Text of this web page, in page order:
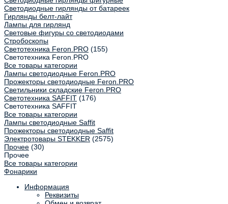
Светодиодные гирлянды от батареек
Гирлянды белт-лайт
Лампы для гирлянд
Световые фигуры со светодиодами
Стробоскопы
Светотехника Feron.PRO (155)
Светотехника Feron.PRO
Все товары категории
Лампы светодиодные Feron.PRO
Прожекторы светодиодные Feron.PRO
Светильники складские Feron.PRO
Светотехника SAFFIT (176)
Светотехника SAFFIT
Все товары категории
Лампы светодиодные Saffit
Прожекторы светодиодные Saffit
Электротовары STEKKER (2575)
Прочее (30)
Прочее
Все товары категории
Фонарики
Информация
Реквизиты